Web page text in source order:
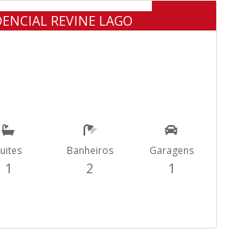
REVINE LAGO
1
Banheiros
2
Garagens
1